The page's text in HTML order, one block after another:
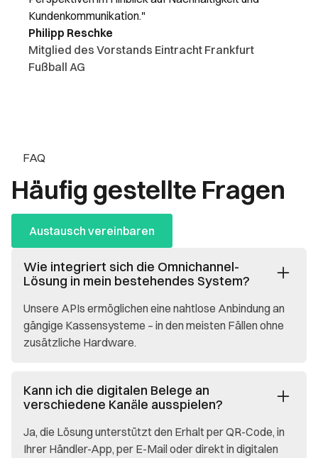
Kundenkommunikation."
Philipp Reschke
Mitglied des Vorstands Eintracht Frankfurt
Fußball AG
FAQ
Häufig gestellte Fragen
Austausch vereinbaren
Wie integriert sich die Omnichannel-
Lösung in mein bestehendes System?
Unsere APIs ermöglichen eine nahtlose Anbindung an
gängige Kassensysteme – in den meisten Fällen ohne
zusätzliche Hardware.
Kann ich die digitalen Belege an
verschiedene Kanäle ausspielen?
Ja, die Lösung unterstützt den Erhalt per QR-Code, in
Ihrer Händler-App, per E-Mail oder direkt in digitalen